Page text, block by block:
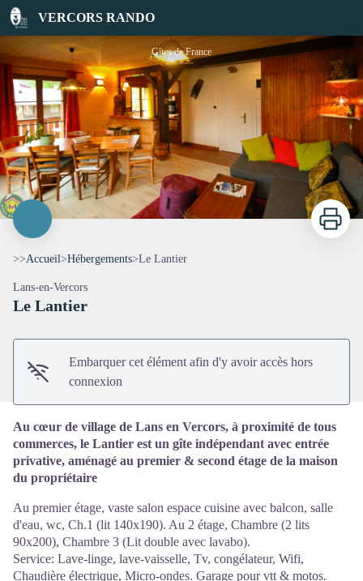
VERCORS RANDO
Le Lantier
Gîtes de France
Imprimer
>>Accueil>Hébergements>Le Lantier
Lans-en-Vercors
Le Lantier
Embarquer cet élément afin d'y avoir accès hors
connexion
Au cœur de village de Lans en Vercors, à proximité de tous
commerces, le Lantier est un gîte indépendant avec entrée
privative, aménagé au premier & second étage de la maison
du propriétaire
Au premier étage, vaste salon espace cuisine avec balcon, salle
d'eau, wc, Ch.1 (lit 140x190). Au 2 étage, Chambre (2 lits
90x200), Chambre 3 (Lit double avec lavabo).
Service: Lave-linge, lave-vaisselle, Tv, congélateur, Wifi,
Chaudière électrique, Micro-ondes. Garage pour vtt & motos.